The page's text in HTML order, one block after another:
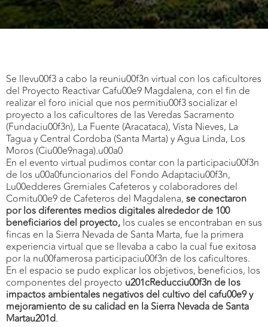
Se llevu00f3 a cabo la reuniu00f3n virtual con los caficultores
del Proyecto Reactivar Cafu00e9 Magdalena, con el fin de
realizar el foro inicial que nos permitiu00f3 socializar el
proyecto a los caficultores de las Veredas Sacramento
(Fundaciu00f3n), La Fuente (Aracataca), Vista Nieves, La
Tagua y Central Cordoba (Santa Marta) y Agua Linda, Los
Moros (Ciu00e9naga).u00a0
En el evento virtual pudimos contar con la participaciu00f3n
de los u00a0funcionarios del Fondo Adaptaciu00f3n,
Lu00edderes Gremiales Cafeteros y colaboradores del
Comitu00e9 de Cafeteros del Magdalena, se conectaron
por los diferentes medios digitales alrededor de 100
beneficiarios del proyecto, los cuales se encontraban en sus
fincas en la Sierra Nevada de Santa Marta, fue la primera
experiencia virtual que se llevaba a cabo la cual fue exitosa
por la nu00famerosa participaciu00f3n de los caficultores.
En el espacio se pudo explicar los objetivos, beneficios, los
componentes del proyecto u201cReducciu00f3n de los
impactos ambientales negativos del cultivo del cafu00e9 y
mejoramiento de su calidad en la Sierra Nevada de Santa
Martau201d.